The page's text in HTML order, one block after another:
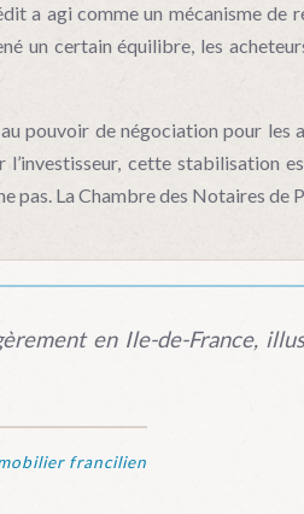
a agi comme un mécanisme
un certain équilibre, les
pouvoir de négociation pour
cette stabilisation
pas. La Chambre des Notaires de
en Ile-de-France,
francilien